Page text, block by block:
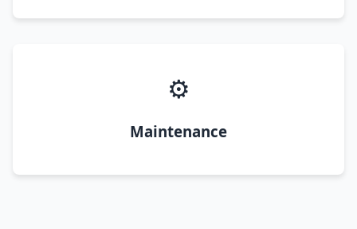
⚙️
Maintenance